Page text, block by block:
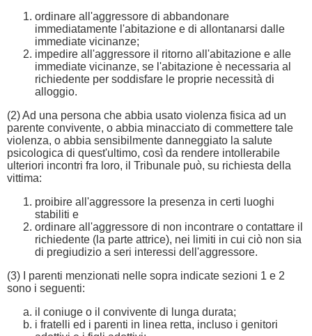
ordinare all'aggressore di abbandonare
immediatamente l'abitazione e di allontanarsi dalle
immediate vicinanze;
impedire all'aggressore il ritorno all'abitazione e alle
immediate vicinanze, se l'abitazione è necessaria al
richiedente per soddisfare le proprie necessità di
alloggio.
(2) Ad una persona che abbia usato violenza fisica ad un
parente convivente, o abbia minacciato di commettere tale
violenza, o abbia sensibilmente danneggiato la salute
psicologica di quest'ultimo, così da rendere intollerabile
ulteriori incontri fra loro, il Tribunale può, su richiesta della
vittima:
proibire all'aggressore la presenza in certi luoghi
stabiliti e
ordinare all'aggressore di non incontrare o contattare il
richiedente (la parte attrice), nei limiti in cui ciò non sia
di pregiudizio a seri interessi dell'aggressore.
(3) I parenti menzionati nelle sopra indicate sezioni 1 e 2
sono i seguenti:
il coniuge o il convivente di lunga durata;
i fratelli ed i parenti in linea retta, incluso i genitori